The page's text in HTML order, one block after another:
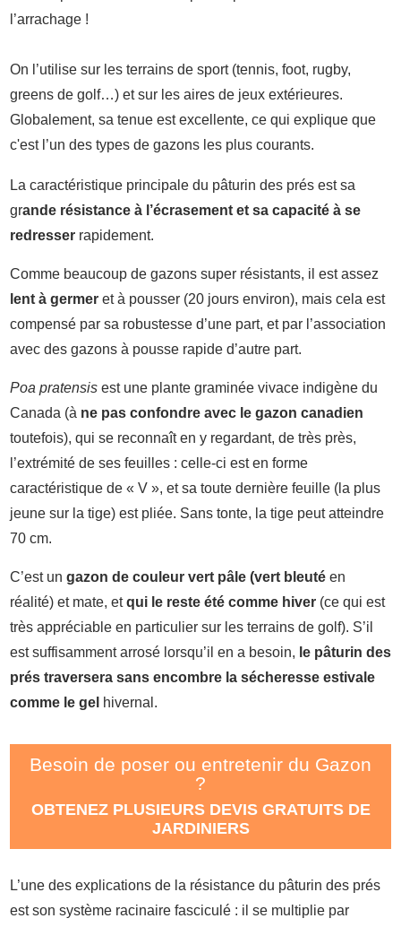
l’arrachage !
On l’utilise sur les terrains de sport (tennis, foot, rugby,
greens de golf…) et sur les aires de jeux extérieures.
Globalement, sa tenue est excellente, ce qui explique que
c'est l’un des types de gazons les plus courants.
La caractéristique principale du pâturin des prés est sa
grande résistance à l’écrasement et sa capacité à se
redresser rapidement.
Comme beaucoup de gazons super résistants, il est assez
lent à germer et à pousser (20 jours environ), mais cela est
compensé par sa robustesse d’une part, et par l’association
avec des gazons à pousse rapide d’autre part.
Poa pratensis est une plante graminée vivace indigène du
Canada (à ne pas confondre avec le gazon canadien
toutefois), qui se reconnaît en y regardant, de très près,
l’extrémité de ses feuilles : celle-ci est en forme
caractéristique de « V », et sa toute dernière feuille (la plus
jeune sur la tige) est pliée. Sans tonte, la tige peut atteindre
70 cm.
C’est un gazon de couleur vert pâle (vert bleuté en
réalité) et mate, etqui le reste été comme hiver (ce qui est
très appréciable en particulier sur les terrains de golf). S’il
est suffisamment arrosé lorsqu’il en a besoin, le pâturin des
prés traversera sans encombre la sécheresse estivale
comme le gel hivernal.
Besoin de poser ou entretenir du Gazon
?
OBTENEZ PLUSIEURS DEVIS GRATUITS DE
JARDINIERS
L’une des explications de la résistance du pâturin des prés
est son système racinaire fasciculé : il se multiplie par